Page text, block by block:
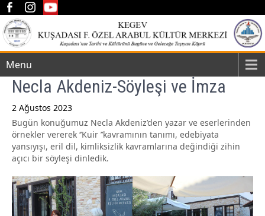
Menu
Necla Akdeniz-Söyleşi ve İmza
2 Ağustos 2023
Bugün konuğumuz Necla Akdeniz’den yazar ve eserlerinden
örnekler vererek ‘’Kuir ’’kavramının tanımı, edebiyata
yansıyışı, eril dil, kimliksizlik kavramlarına değindiği zihin
açıcı bir söyleşi dinledik.
Post
navigation